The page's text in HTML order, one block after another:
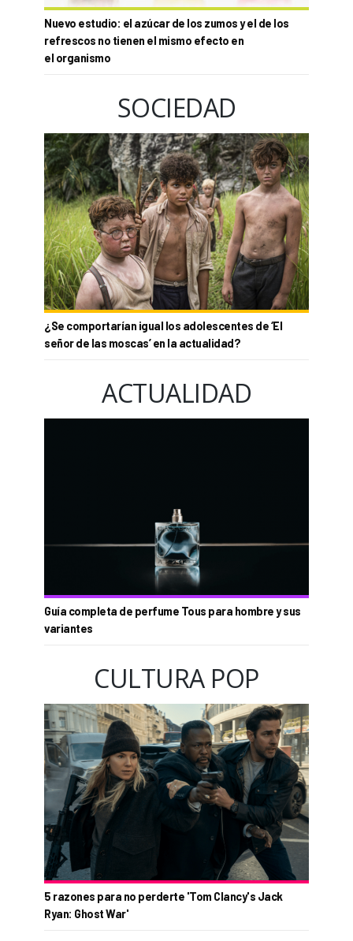
Nuevo estudio: el azúcar de los zumos y el de los
refrescos no tienen el mismo efecto en
el organismo
SOCIEDAD
¿Se comportarían igual los adolescentes de ‘El
señor de las moscas’ en la actualidad?
ACTUALIDAD
Guía completa de perfume Tous para hombre y sus
variantes
CULTURA POP
5 razones para no perderte 'Tom Clancy's Jack
Ryan: Ghost War'